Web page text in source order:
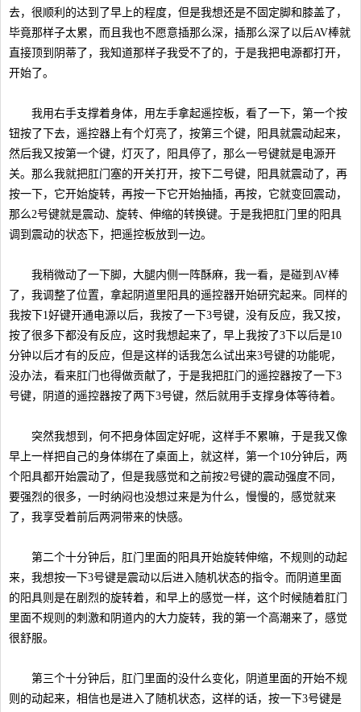
去，很顺利的达到了早上的程度，但是我想还是不固定脚和膝盖了，
毕竟那样子太累，而且我也不愿意插那么深，插那么深了以后AV棒就
直接顶到阴蒂了，我知道那样子我受不了的，于是我把电源都打开，
开始了。
我用右手支撑着身体，用左手拿起遥控板，看了一下，第一个按
钮按了下去，遥控器上有个灯亮了，按第三个键，阳具就震动起来，
然后我又按第一个键，灯灭了，阳具停了，那么一号键就是电源开
关。那么我就把肛门塞的开关打开，按下二号键，阳具就震动了，再
按一下，它开始旋转，再按一下它开始抽插，再按，它就变回震动，
那么2号键就是震动、旋转、伸缩的转换键。于是我把肛门里的阳具
调到震动的状态下，把遥控板放到一边。
我稍微动了一下脚，大腿内侧一阵酥麻，我一看，是碰到AV棒
了，我调整了位置，拿起阴道里阳具的遥控器开始研究起来。同样的
我按下1好键开通电源以后，我按了一下3号键，没有反应，我又按，
按了很多下都没有反应，这时我想起来了，早上我按了3下以后是10
分钟以后才有的反应，但是这样的话我怎么试出来3号键的功能呢，
没办法，看来肛门也得做贡献了，于是我把肛门的遥控器按了一下3
号键，阴道的遥控器按了两下3号键，然后就用手支撑身体等待着。
突然我想到，何不把身体固定好呢，这样手不累嘛，于是我又像
早上一样把自己的身体绑在了桌面上，就这样，第一个10分钟后，两
个阳具都开始震动了，但是我感觉和之前按2号键的震动强度不同，
要强烈的很多，一时纳闷也没想过来是为什么，慢慢的，感觉就来
了，我享受着前后两洞带来的快感。
第二个十分钟后，肛门里面的阳具开始旋转伸缩，不规则的动起
来，我想按一下3号键是震动以后进入随机状态的指令。而阴道里面
的阳具则是在剧烈的旋转着，和早上的感觉一样，这个时候随着肛门
里面不规则的刺激和阴道内的大力旋转，我的第一个高潮来了，感觉
很舒服。
第三个十分钟后，肛门里面的没什么变化，阴道里面的开始不规
则的动起来，相信也是进入了随机状态，这样的话，按一下3号键是